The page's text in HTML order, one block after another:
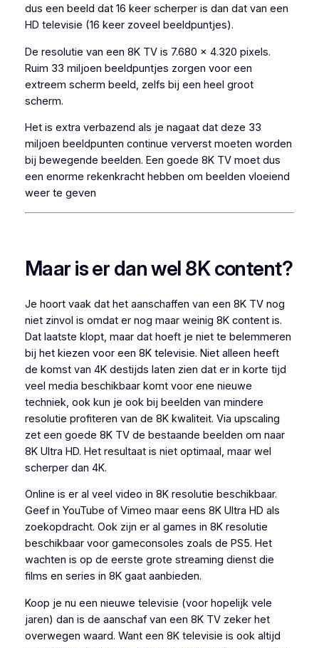
dus een beeld dat 16 keer scherper is dan dat van een
HD televisie (16 keer zoveel beeldpuntjes).
De resolutie van een 8K TV is 7.680 x 4.320 pixels.
Ruim 33 miljoen beeldpuntjes zorgen voor een
extreem scherm beeld, zelfs bij een heel groot
scherm.
Het is extra verbazend als je nagaat dat deze 33
miljoen beeldpunten continue ververst moeten worden
bij bewegende beelden. Een goede 8K TV moet dus
een enorme rekenkracht hebben om beelden vloeiend
weer te geven
Maar is er dan wel 8K content?
Je hoort vaak dat het aanschaffen van een 8K TV nog
niet zinvol is omdat er nog maar weinig 8K content is.
Dat laatste klopt, maar dat hoeft je niet te belemmeren
bij het kiezen voor een 8K televisie. Niet alleen heeft
de komst van 4K destijds laten zien dat er in korte tijd
veel media beschikbaar komt voor ene nieuwe
techniek, ook kun je ook bij beelden van mindere
resolutie profiteren van de 8K kwaliteit. Via upscaling
zet een goede 8K TV de bestaande beelden om naar
8K Ultra HD. Het resultaat is niet optimaal, maar wel
scherper dan 4K.
Online is er al veel video in 8K resolutie beschikbaar.
Geef in YouTube of Vimeo maar eens 8K Ultra HD als
zoekopdracht. Ook zijn er al games in 8K resolutie
beschikbaar voor gameconsoles zoals de PS5. Het
wachten is op de eerste grote streaming dienst die
films en series in 8K gaat aanbieden.
Koop je nu een nieuwe televisie (voor hopelijk vele
jaren) dan is de aanschaf van een 8K TV zeker het
overwegen waard. Want een 8K televisie is ook altijd